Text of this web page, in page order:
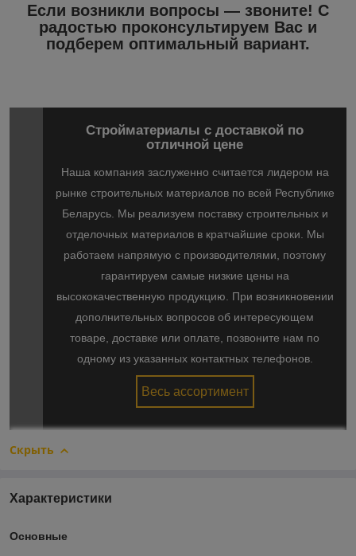
Если возникли вопросы — звоните! С
радостью проконсультируем Вас и
подберем оптимальный вариант.
Стройматериалы с доставкой по
отличной цене
Наша компания заслуженно считается лидером на
рынке строительных материалов по всей Республике
Беларусь. Мы реализуем поставку строительных и
отделочных материалов в кратчайшие сроки. Мы
работаем напрямую с производителями, поэтому
гарантируем самые низкие цены на
высококачественную продукцию. При возникновении
дополнительных вопросов об интересующем
товаре, доставке или оплате, позвоните нам по
одному из указанных контактных телефонов.
Весь ассортимент
Скрыть
Характеристики
Основные